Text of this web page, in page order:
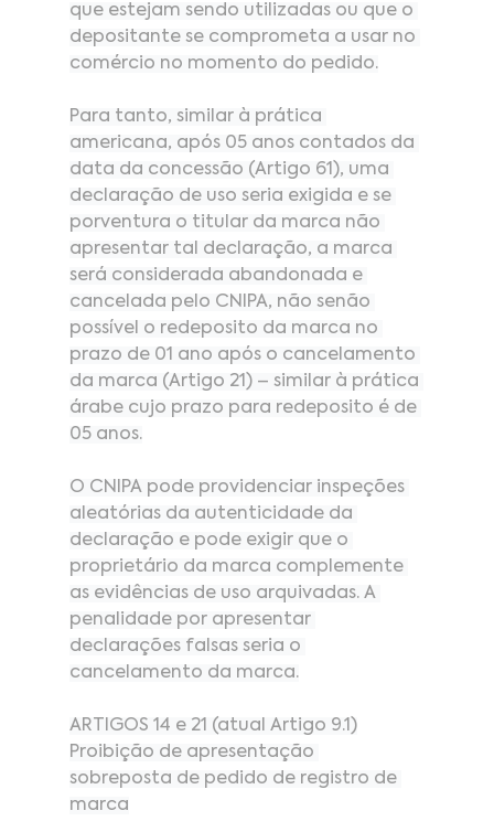
que estejam sendo utilizadas ou que o
depositante se comprometa a usar no
comércio no momento do pedido.
Para tanto, similar à prática
americana, após 05 anos contados da
data da concessão (Artigo 61), uma
declaração de uso seria exigida e se
porventura o titular da marca não
apresentar tal declaração, a marca
será considerada abandonada e
cancelada pelo CNIPA, não senão
possível o redeposito da marca no
prazo de 01 ano após o cancelamento
da marca (Artigo 21) – similar à prática
árabe cujo prazo para redeposito é de
05 anos.
O CNIPA pode providenciar inspeções
aleatórias da autenticidade da
declaração e pode exigir que o
proprietário da marca complemente
as evidências de uso arquivadas. A
penalidade por apresentar
declarações falsas seria o
cancelamento da marca.
ARTIGOS 14 e 21 (atual Artigo 9.1)
Proibição de apresentação
sobreposta de pedido de registro de
marca